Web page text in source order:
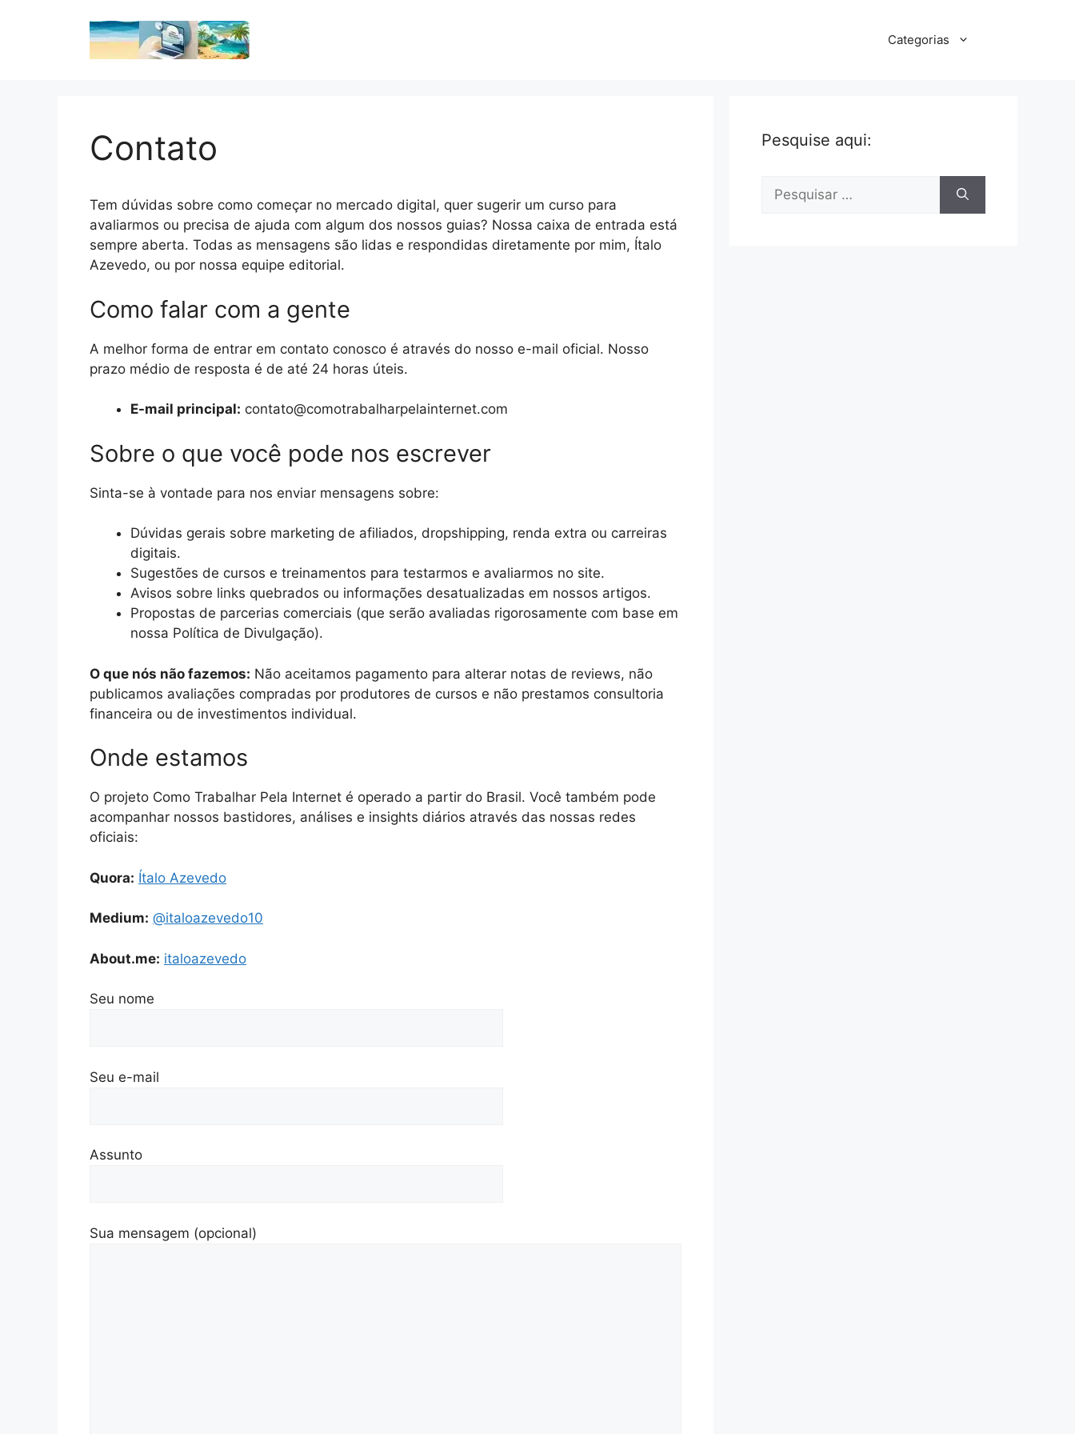
Categorias
Contato
Tem dúvidas sobre como começar no mercado digital, quer sugerir um curso para
avaliarmos ou precisa de ajuda com algum dos nossos guias? Nossa caixa de entrada está
sempre aberta. Todas as mensagens são lidas e respondidas diretamente por mim, Ítalo
Azevedo, ou por nossa equipe editorial.
Como falar com a gente
A melhor forma de entrar em contato conosco é através do nosso e-mail oficial. Nosso
prazo médio de resposta é de até 24 horas úteis.
E-mail principal: contato@comotrabalharpelainternet.com
Sobre o que você pode nos escrever
Sinta-se à vontade para nos enviar mensagens sobre:
Dúvidas gerais sobre marketing de afiliados, dropshipping, renda extra ou carreiras
digitais.
Sugestões de cursos e treinamentos para testarmos e avaliarmos no site.
Avisos sobre links quebrados ou informações desatualizadas em nossos artigos.
Propostas de parcerias comerciais (que serão avaliadas rigorosamente com base em
nossa Política de Divulgação).
O que nós não fazemos: Não aceitamos pagamento para alterar notas de reviews, não
publicamos avaliações compradas por produtores de cursos e não prestamos consultoria
financeira ou de investimentos individual.
Onde estamos
O projeto Como Trabalhar Pela Internet é operado a partir do Brasil. Você também pode
acompanhar nossos bastidores, análises e insights diários através das nossas redes
oficiais:
Quora: Ítalo Azevedo
Medium: @italoazevedo10
About.me: italoazevedo
Seu nome
Seu e-mail
Assunto
Sua mensagem (opcional)
Pesquise aqui:
Pesquisar